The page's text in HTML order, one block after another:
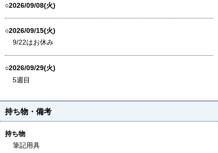
○2026/09/08(火)
○2026/09/15(火)
9/22はお休み
○2026/09/29(火)
5週目
持ち物・備考
持ち物
筆記用具